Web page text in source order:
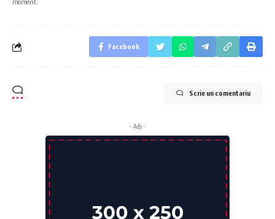
moment.
Facebook
Scrie un comentariu
- Ads -